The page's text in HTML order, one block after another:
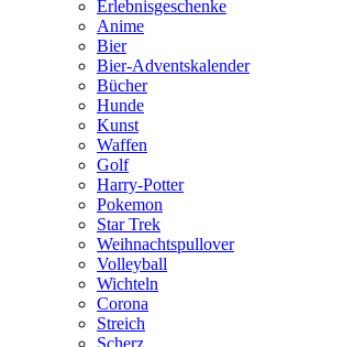
Erlebnisgeschenke
Anime
Bier
Bier-Adventskalender
Bücher
Hunde
Kunst
Waffen
Golf
Harry-Potter
Pokemon
Star Trek
Weihnachtspullover
Volleyball
Wichteln
Corona
Streich
Scherz